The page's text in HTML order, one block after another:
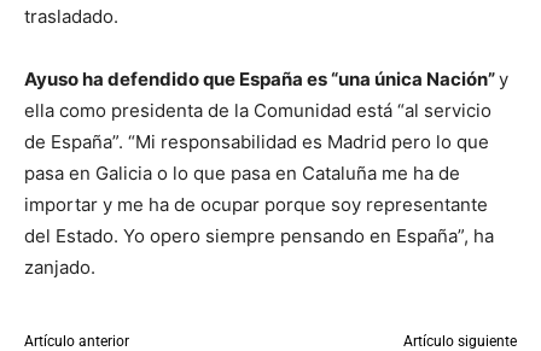
trasladado.
Ayuso ha defendido que España es “una única Nación”y
ella como presidenta de la Comunidad está “al servicio
de España”. “Mi responsabilidad es Madrid pero lo que
pasa en Galicia o lo que pasa en Cataluña me ha de
importar y me ha de ocupar porque soy representante
del Estado. Yo opero siempre pensando en España”, ha
zanjado.
Artículo anterior Artículo siguiente